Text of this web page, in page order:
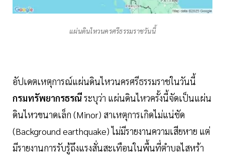
แผ่นดินไหว​นครศรีธรรมราช​วันนี้
อัปเดตเหตุการณ์แผ่นดินไหวนครศรีธรรมราชในวันนี้
กรมทรัพยากรธรณีระบุว่า แผ่นดินไหวครั้งนี้จัดเป็นแผ่น
ดินไหวขนาดเล็ก (Minor) สาเหตุการเกิดไม่แน่ชัด
(Background earthquake) ไม่มีรายงานความเสียหาย แต่
มีรายงานการรับรู้ถึงแรงสั่นสะเทือนในพื้นที่ตำบลไสหร้า